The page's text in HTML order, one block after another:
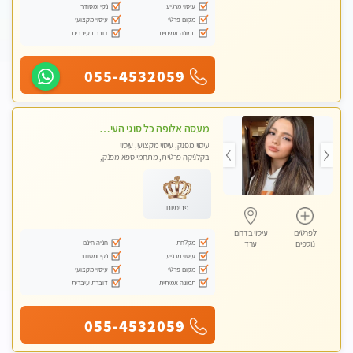
עיסוי מרגיע
נקי ומסודר
מקום פרטי
עיסוי מקצועי
תמונה אמיתית
דוברת עיברית
055-4532059
לפרטים
נוספים
עיסוי בדרום
ערד
מעסה אלופה כל סוגי העיסויים מעסה מקצועית ואיכותית פרטי!!
עיסוי מפנק, עיסוי מקצועי, עיסוי
בקלניקה פרטית, מתחמי ספא מפנק,
פרימיום
מקלחת
חניה חינם
עיסוי מרגיע
נקי ומסודר
מקום פרטי
עיסוי מקצועי
תמונה אמיתית
דוברת עיברית
055-4532059